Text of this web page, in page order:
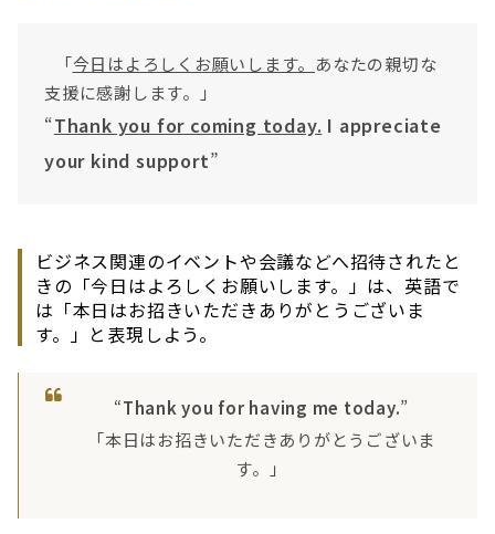
「今日はよろしくお願いします。 あなたの親切な
支援に感謝します。」
“Thank you for coming today. I appreciate
your kind support”
ビジネス関連のイベントや会議などへ招待されたと
きの「今日はよろしくお願いします。」は、英語で
は「本日はお招きいただきありがとうございま
す。」と表現しよう。
“Thank you for having me today.”
「本日はお招きいただきありがとうございま
す。」